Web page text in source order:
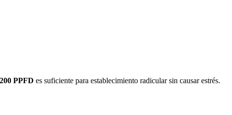
PPFD es suficiente para establecimiento radicular sin causar estrés.